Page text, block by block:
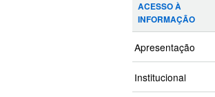
ACESSO À
INFORMAÇÃO
Apresentação
Institucional